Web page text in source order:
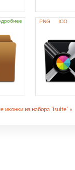
PNG ICO
иконки из набора 'isuite' »